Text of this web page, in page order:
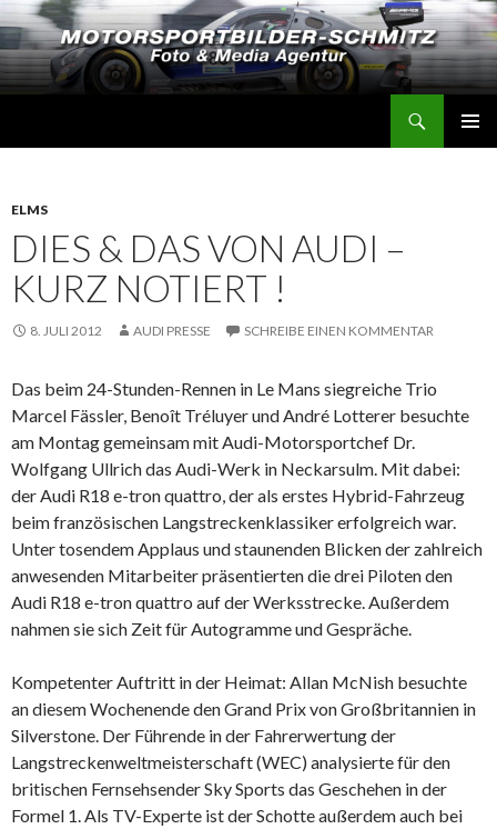
ELMS
DIES & DAS VON AUDI –
KURZ NOTIERT !
8. JULI 2012 AUDI PRESSE SCHREIBE EINEN KOMMENTAR
Das beim 24-Stunden-Rennen in Le Mans siegreiche Trio
Marcel Fässler, Benoît Tréluyer und André Lotterer besuchte
am Montag gemeinsam mit Audi-Motorsportchef Dr.
Wolfgang Ullrich das Audi-Werk in Neckarsulm. Mit dabei:
der Audi R18 e-tron quattro, der als erstes Hybrid-Fahrzeug
beim französischen Langstreckenklassiker erfolgreich war.
Unter tosendem Applaus und staunenden Blicken der zahlreich
anwesenden Mitarbeiter präsentierten die drei Piloten den
Audi R18 e-tron quattro auf der Werksstrecke. Außerdem
nahmen sie sich Zeit für Autogramme und Gespräche.
Kompetenter Auftritt in der Heimat: Allan McNish besuchte
an diesem Wochenende den Grand Prix von Großbritannien in
Silverstone. Der Führende in der Fahrerwertung der
Langstreckenweltmeisterschaft (WEC) analysierte für den
britischen Fernsehsender Sky Sports das Geschehen in der
Formel 1. Als TV-Experte ist der Schotte außerdem auch bei